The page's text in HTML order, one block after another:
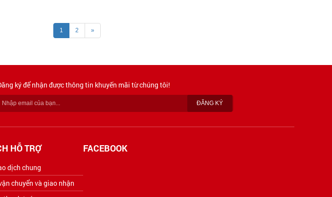
1 2 »
ký để nhận được thông tin khuyến mãi từ chúng tôi!
HỖ TRỢ
dịch chung
chuyển và giao nhận
FACEBOOK